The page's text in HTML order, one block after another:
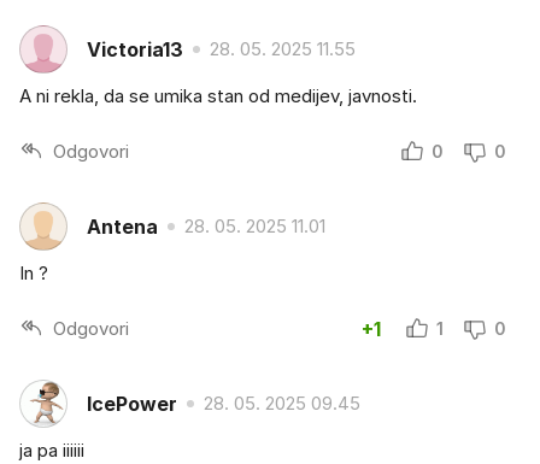
Victoria13 28. 05. 2025 11.55
A ni rekla, da se umika stan od medijev, javnosti.
Odgovori 0 0
Antena 28. 05. 2025 11.01
In ?
Odgovori +1 1 0
lcePower 28. 05. 2025 09.45
ja pa iiiiii